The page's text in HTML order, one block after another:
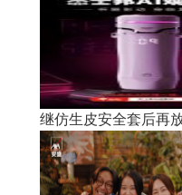
继仿生皮安全套后再